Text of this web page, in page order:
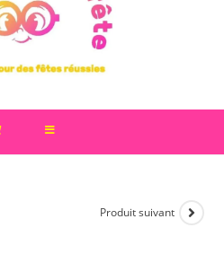
Produit suivant